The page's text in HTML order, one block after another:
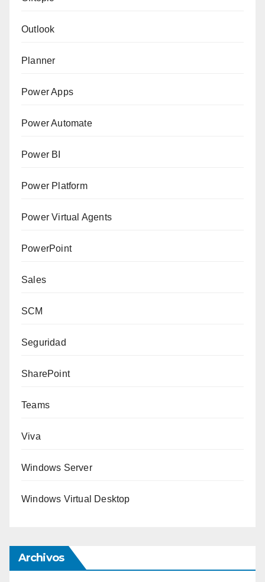
Outlook
Planner
Power Apps
Power Automate
Power BI
Power Platform
Power Virtual Agents
PowerPoint
Sales
SCM
Seguridad
SharePoint
Teams
Viva
Windows Server
Windows Virtual Desktop
Archivos